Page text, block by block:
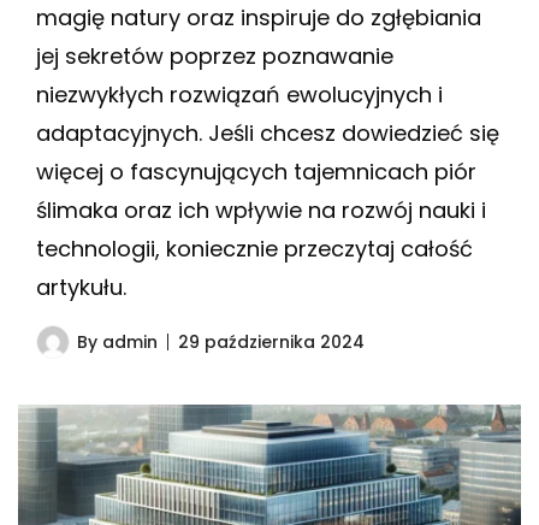
magię natury oraz inspiruje do zgłębiania
jej sekretów poprzez poznawanie
niezwykłych rozwiązań ewolucyjnych i
adaptacyjnych. Jeśli chcesz dowiedzieć się
więcej o fascynujących tajemnicach piór
ślimaka oraz ich wpływie na rozwój nauki i
technologii, koniecznie przeczytaj całość
artykułu.
By admin 29 października 2024